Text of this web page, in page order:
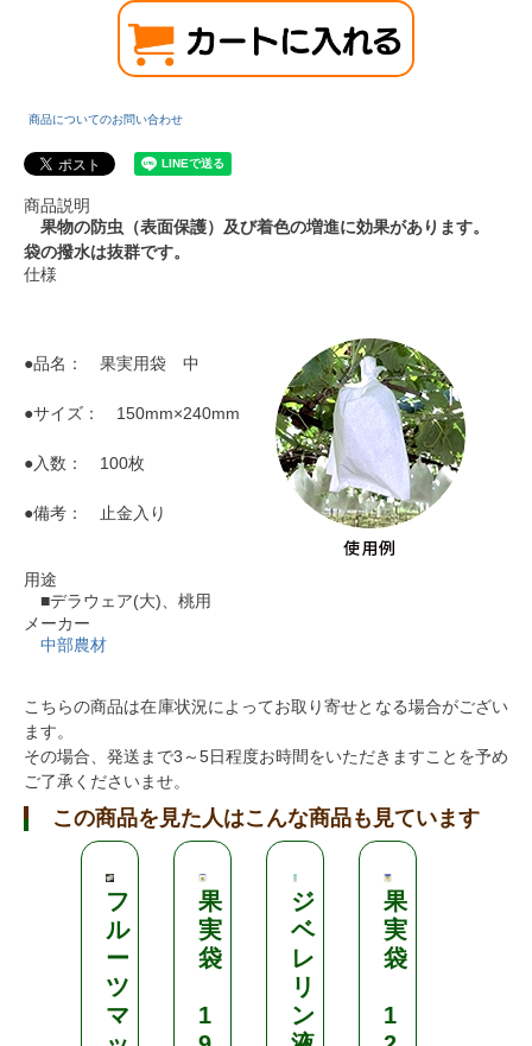
商品についてのお問い合わせ
商品説明
果物の防虫（表面保護）及び着色の増進に効果があります。
袋の撥水は抜群です。
仕様
●品名： 果実用袋 中
●サイズ： 150mm×240mm
●入数： 100枚
●備考： 止金入り
用途
■デラウェア(大)、桃用
メーカー
中部農材
こちらの商品は在庫状況によってお取り寄せとなる場合がござい
ます。
その場合、発送まで3～5日程度お時間をいただきますことを予め
ご了承くださいませ。
この商品を見た人はこんな商品も見ています
フ
ル
ー
ツ
マ
果
実
袋
1
ジ
ベ
レ
リ
ン
果
実
袋
1